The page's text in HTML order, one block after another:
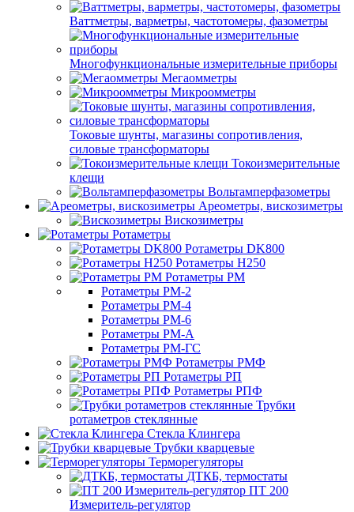
Ваттметры, варметры, частотомеры, фазометры
Многофункциональные измерительные приборы
Мегаомметры
Микроомметры
Токовые шунты, магазины сопротивления,
силовые трансформаторы
Токоизмерительные
клещи
Вольтамперфазометры
Ареометры, вискозиметры
Вискозиметры
Ротаметры
Ротаметры DK800
Ротаметры H250
Ротаметры РМ
Ротаметры РМ-2
Ротаметры РМ-4
Ротаметры РМ-6
Ротаметры РМ-А
Ротаметры РМ-ГС
Ротаметры РМФ
Ротаметры РП
Ротаметры РПФ
Трубки
ротаметров стеклянные
Стекла Клингера
Трубки кварцевые
Терморегуляторы
ДТКБ, термостаты
ПТ 200
Измеритель-регулятор